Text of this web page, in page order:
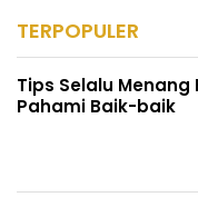
TERPOPULER
Tips Selalu Menang
Pahami Baik-baik